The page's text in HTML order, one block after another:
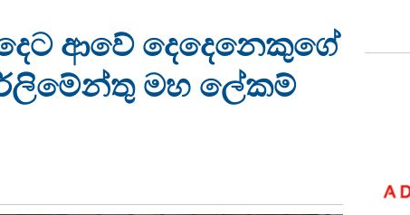
ආවේ දෙදෙනෙකුගේ
මහ ලේකම්